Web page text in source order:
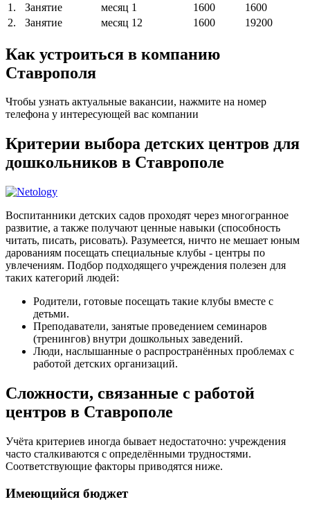
1.
Занятие месяц 1 1600
1600
2.
Занятие месяц 12 1600 19200
Как устроиться в компанию
Ставрополя
Чтобы узнать актуальные вакансии, нажмите на номер
телефона у интересующей вас компании
Критерии выбора детских центров для
дошкольников в Ставрополе
Воспитанники детских садов проходят через многогранное
развитие, а также получают ценные навыки (способность
читать, писать, рисовать). Разумеется, ничто не мешает юным
дарованиям посещать специальные клубы - центры по
увлечениям. Подбор подходящего учреждения полезен для
таких категорий людей:
Родители, готовые посещать такие клубы вместе с
детьми.
Преподаватели, занятые проведением семинаров
(тренингов) внутри дошкольных заведений.
Люди, наслышанные о распространённых проблемах с
работой детских организаций.
Сложности, связанные с работой
центров в Ставрополе
Учёта критериев иногда бывает недостаточно: учреждения
часто сталкиваются с определёнными трудностями.
Соответствующие факторы приводятся ниже.
Имеющийся бюджет